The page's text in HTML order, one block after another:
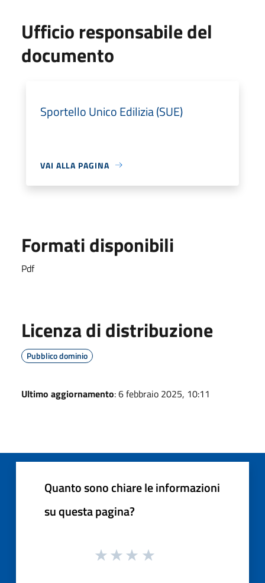
Ufficio responsabile del
documento
Sportello Unico Edilizia (SUE)
VAI ALLA PAGINA
Formati disponibili
Pdf
Licenza di distribuzione
Pubblico dominio
Ultimo aggiornamento: 6 febbraio 2025, 10:11
Quanto sono chiare le informazioni
su questa pagina?